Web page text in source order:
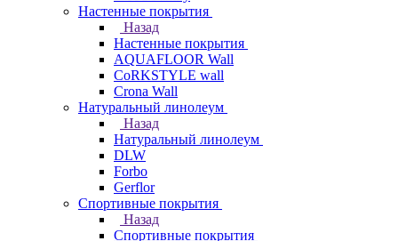
Настенные покрытия
Назад
Настенные покрытия
AQUAFLOOR Wall
CoRKSTYLE wall
Crona Wall
Натуральный линолеум
Назад
Натуральный линолеум
DLW
Forbo
Gerflor
Спортивные покрытия
Назад
Спортивные покрытия